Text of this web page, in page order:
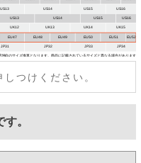
つけください。
。